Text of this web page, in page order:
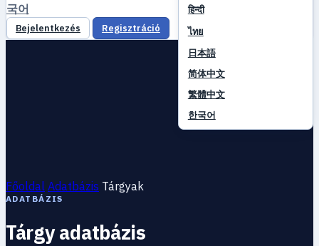
हिन्दी
ไทย
日本語
简体中文
繁體中文
한국어
국어
Bejelentkezés Regisztráció
Főoldal Adatbázis Tárgyak
ADATBÁZIS
Tárgy adatbázis